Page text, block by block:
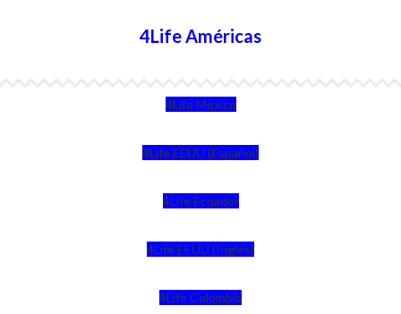
4Life Américas
4Life México
4Life EEUU (Español)
4Life Ecuador
4Life EEUU (Inglés)
4Life Colombia